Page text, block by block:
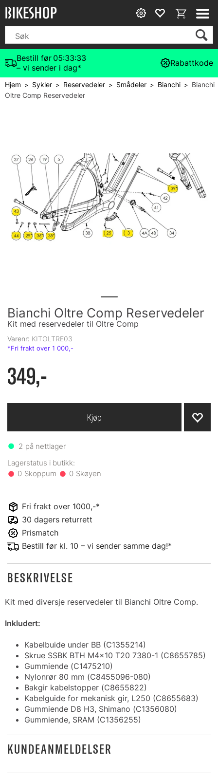
Bestill før 05:33:33
– vi sender i dag*
Rabattkode
Hjem> Sykler> Reservedeler> Smådeler> Bianchi> Bianchi
Oltre Comp Reservedeler
Bianchi Oltre Comp Reservedeler
Kit med reservedeler til Oltre Comp
Varenr: KITOLTRE03
349,-
2 på nettlager
0 0
Kjøp
Fri frakt over 1000,-*
30 dagers returrett
Prismatch
Bestill før kl. 10 – vi sender samme dag!*
BESKRIVELSE
Kit med diversje reservedeler til Bianchi Oltre Comp.
Inkludert:
Kabelbuide under BB (C1355214)
Skrue SSBK BTH M4x10 T20 7380-1 (C8655785)
Gummiende (C1475210)
Nylonrør 80 mm (C8455096-080)
Bakgir kabelstopper (C8655822)
Kabelguide for mekanisk gir, L250 (C8655683)
Gummiende D8 H3, Shimano (C1356080)
Gummiende, SRAM (C1356255)
KUNDEANMELDELSER